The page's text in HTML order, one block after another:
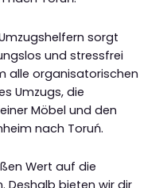
sorgt
und stressfrei
alle organisatorischen
Umzugs, die
Möbel und den
nach Toruń.
Wert auf die